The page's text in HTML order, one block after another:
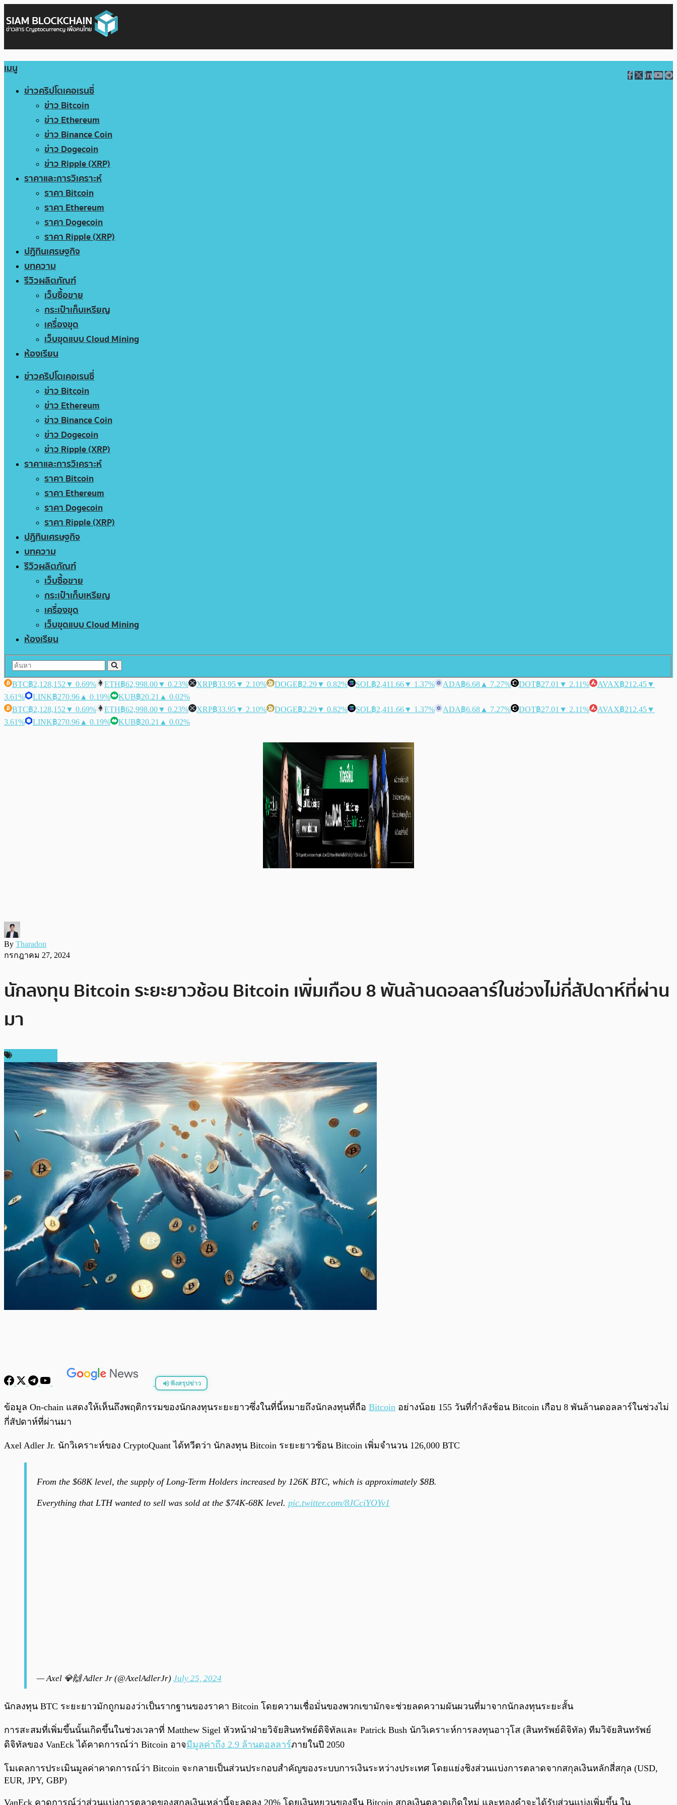
เมนู
ข่าวคริปโตเคอเรนซี่
ข่าว Bitcoin
ข่าว Ethereum
ข่าว Binance Coin
ข่าว Dogecoin
ข่าว Ripple (XRP)
ราคาและการวิเคราะห์
ราคา Bitcoin
ราคา Ethereum
ราคา Dogecoin
ราคา Ripple (XRP)
ปฏิทินเศรษฐกิจ
บทความ
รีวิวผลิตภัณฑ์
เว็บซื้อขาย
กระเป๋าเก็บเหรียญ
เครื่องขุด
เว็บขุดแบบ Cloud Mining
ห้องเรียน
ข่าวคริปโตเคอเรนซี่
ข่าว Bitcoin
ข่าว Ethereum
ข่าว Binance Coin
ข่าว Dogecoin
ข่าว Ripple (XRP)
ราคาและการวิเคราะห์
ราคา Bitcoin
ราคา Ethereum
ราคา Dogecoin
ราคา Ripple (XRP)
ปฏิทินเศรษฐกิจ
บทความ
รีวิวผลิตภัณฑ์
เว็บซื้อขาย
กระเป๋าเก็บเหรียญ
เครื่องขุด
เว็บขุดแบบ Cloud Mining
ห้องเรียน
BTC฿2,128,152 ▼ 0.69% ETH฿62,998.00▼ 0.23% XRP฿33.95▼ 2.10% DOGE฿2.29▼ 0.82% SOL฿2,411.66▼ 1.37% ADA฿6.68 ▲ 7.27% DOT฿27.01 ▼ 2.11% AVAX฿212.45▼
3.61%
LINK฿270.96 ▲ 0.19% KUB฿20.21 ▲ 0.02%
BTC฿2,128,152 ▼ 0.69% ETH฿62,998.00▼ 0.23% XRP฿33.95▼ 2.10% DOGE฿2.29▼ 0.82% SOL฿2,411.66▼ 1.37% ADA฿6.68 ▲ 7.27% DOT฿27.01 ▼ 2.11% AVAX฿212.45▼
3.61%
LINK฿270.96 ▲ 0.19% KUB฿20.21 ▲ 0.02%
By Tharadon
กรกฎาคม 27, 2024
นักลงทุน Bitcoin ระยะยาวช้อน Bitcoin เพิ่มเกือบ 8 พันล้านดอลลาร์ในช่วงไม่กี่สัปดาห์ที่ผ่าน
มา
ฟังสรุปข่าว
พร้อมเล่น 0:00
ข้อมูล On-chain แสดงให้เห็นถึงพฤติกรรมของนักลงทุนระยะยาวซึ่งในที่นี้หมายถึงนักลงทุนที่ถือ Bitcoin อย่างน้อย 155 วันที่กำลังช้อน Bitcoin เกือบ 8 พันล้านดอลลาร์ในช่วงไม่
กี่สัปดาห์ที่ผ่านมา
Axel Adler Jr. นักวิเคราะห์ของ CryptoQuant ได้ทวีตว่า นักลงทุน Bitcoin ระยะยาวช้อน Bitcoin เพิ่มจำนวน 126,000 BTC
From the $68K level, the supply of Long-Term Holders increased by 126K BTC, which is approximately $8B.
Everything that LTH wanted to sell was sold at the $74K-68K level. pic.twitter.com/8JCciYOYv1
— Axel 💎🙌 Adler Jr (@AxelAdlerJr) July 25, 2024
นักลงทุน BTC ระยะยาวมักถูกมองว่าเป็นรากฐานของราคา Bitcoin โดยความเชื่อมั่นของพวกเขามักจะช่วยลดความผันผวนที่มาจากนักลงทุนระยะสั้น
การสะสมที่เพิ่มขึ้นนั้นเกิดขึ้นในช่วงเวลาที่ Matthew Sigel หัวหน้าฝ่ายวิจัยสินทรัพย์ดิจิทัลและ Patrick Bush นักวิเคราะห์การลงทุนอาวุโส (สินทรัพย์ดิจิทัล) ทีมวิจัยสินทรัพย์
ดิจิทัลของ VanEck ได้คาดการณ์ว่า Bitcoin อาจมีมูลค่าถึง 2.9 ล้านดอลลาร์ภายในปี 2050
โมเดลการประเมินมูลค่าคาดการณ์ว่า Bitcoin จะกลายเป็นส่วนประกอบสำคัญของระบบการเงินระหว่างประเทศ โดยแย่งชิงส่วนแบ่งการตลาดจากสกุลเงินหลักสี่สกุล (USD,
EUR, JPY, GBP)
VanEck คาดการณ์ว่าส่วนแบ่งการตลาดของสกุลเงินเหล่านี้จะลดลง 20% โดยเงินหยวนของจีน Bitcoin สกุลเงินตลาดเกิดใหม่ และทองคำจะได้รับส่วนแบ่งเพิ่มขึ้น ใน